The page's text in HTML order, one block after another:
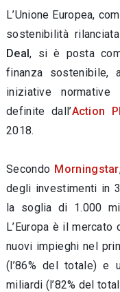
L’Unione Europea,
sostenibilità
Deal, si è posta
finanza sostenibile,
iniziative
definite dall’Action
2018.
Secondo Morningstar
degli investimenti in
la soglia di 1.000
L’Europa è il
nuovi impieghi nel
(l’86% del totale) e
miliardi (l’82% del